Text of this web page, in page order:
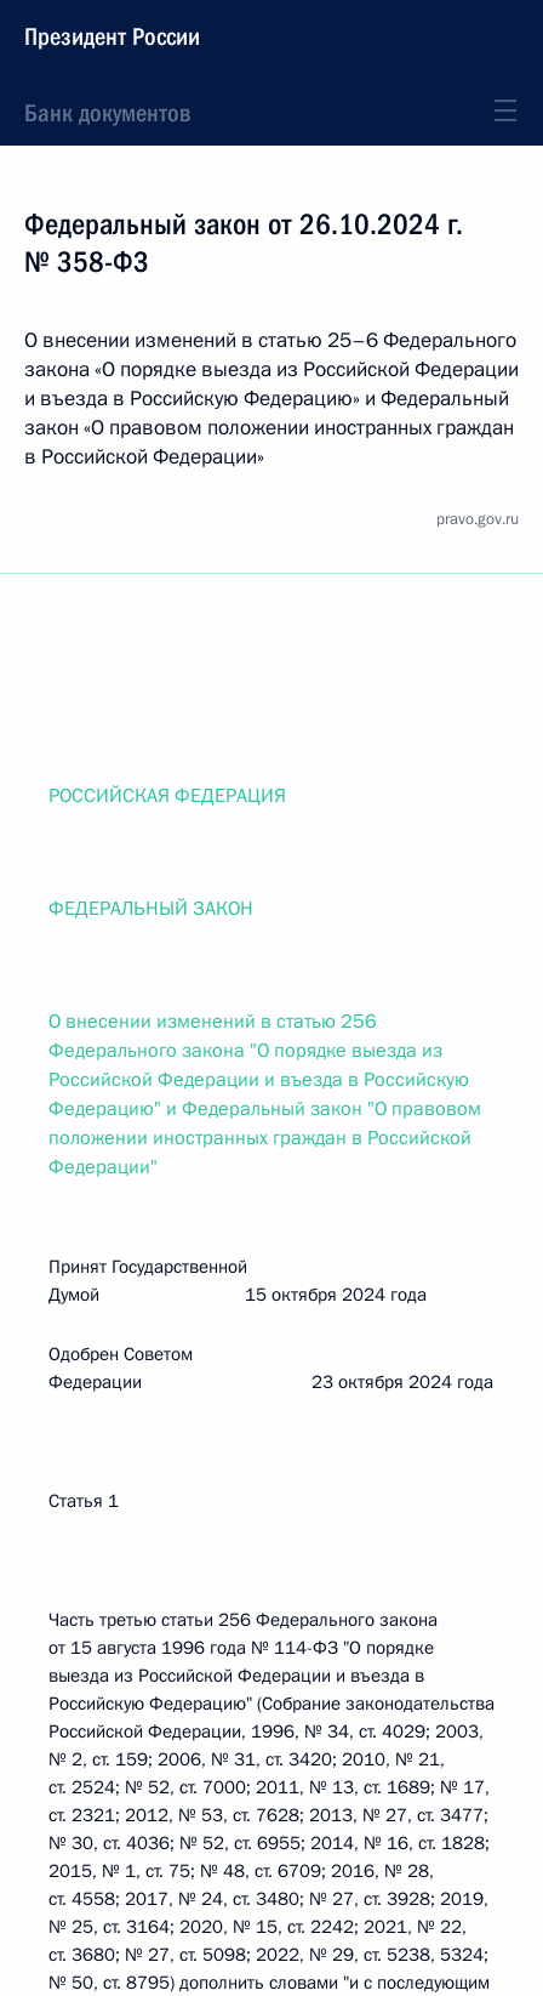
Президент России
Банк документов
Федеральный закон от 26.10.2024 г.
№ 358-ФЗ
О внесении изменений в статью 25–6 Федерального
закона «О порядке выезда из Российской Федерации
и въезда в Российскую Федерацию» и Федеральный
закон «О правовом положении иностранных граждан
в Российской Федерации»
pravo.gov.ru
РОССИЙСКАЯ ФЕДЕРАЦИЯ
ФЕДЕРАЛЬНЫЙ ЗАКОН
О внесении изменений в статью 256
Федерального закона "О порядке выезда из
Российской Федерации и въезда в Российскую
Федерацию" и Федеральный закон "О правовом
положении иностранных граждан в Российской
Федерации"
Принят Государственной
Думой 15 октября 2024 года
Одобрен Советом
Федерации 23 октября 2024 года
Статья 1
Часть третью статьи 256 Федерального закона
от 15 августа 1996 года № 114-ФЗ "О порядке
выезда из Российской Федерации и въезда в
Российскую Федерацию" (Собрание законодательства
Российской Федерации, 1996, № 34, ст. 4029; 2003,
№ 2, ст. 159; 2006, № 31, ст. 3420; 2010, № 21,
ст. 2524; № 52, ст. 7000; 2011, № 13, ст. 1689; № 17,
ст. 2321; 2012, № 53, ст. 7628; 2013, № 27, ст. 3477;
№ 30, ст. 4036; № 52, ст. 6955; 2014, № 16, ст. 1828;
2015, № 1, ст. 75; № 48, ст. 6709; 2016, № 28,
ст. 4558; 2017, № 24, ст. 3480; № 27, ст. 3928; 2019,
№ 25, ст. 3164; 2020, № 15, ст. 2242; 2021, № 22,
ст. 3680; № 27, ст. 5098; 2022, № 29, ст. 5238, 5324;
№ 50, ст. 8795) дополнить словами "и с последующим